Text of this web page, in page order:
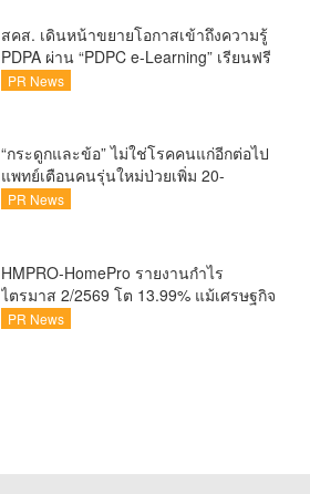
สุดพิเศษตลอดทัวร์นาเมนต์
สคส. เดินหน้าขยายโอกาสเข้าถึงความรู้
PDPA ผ่าน “PDPC e-Learning” เรียนฟรี
ทุกที่ ทุกเวลา พร้อมประกาศนียบัตร ต่อย
แล้ว
PR News
“กระดูกและข้อ” ไม่ใช่โรคคนแก่อีกต่อไป
แพทย์เตือนคนรุ่นใหม่ป่วยเพิ่ม 20-
30% เสี่ยง ‘ข้อเข่าเสื่อมก่อนวัย’ จาก
PR News
HMPRO-HomePro รายงานกำไร
ไตรมาส 2/2569 โต 13.99% แม้เศรษฐกิจ
ผันผวนเดินหน้าขยายสาขา เสริมพอร์ต
PR News